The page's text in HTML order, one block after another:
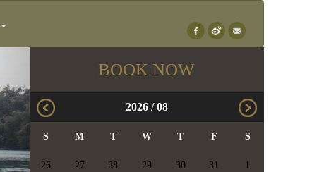
BOOK NOW
2026/08
S M T W T F S
26 27 28 29 30 31 1